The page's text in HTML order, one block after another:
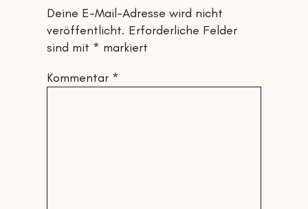
Deine E-Mail-Adresse wird nicht
veröffentlicht. Erforderliche Felder
sind mit * markiert
Kommentar *